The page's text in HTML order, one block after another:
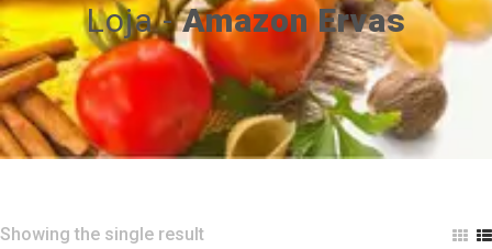
Loja -Amazon Ervas
Showing the single result